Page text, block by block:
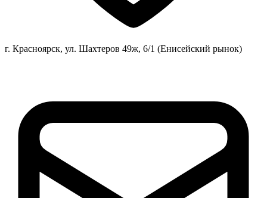
г. Красноярск, ул. Шахтеров 49ж, 6/1 (Енисейский рынок)